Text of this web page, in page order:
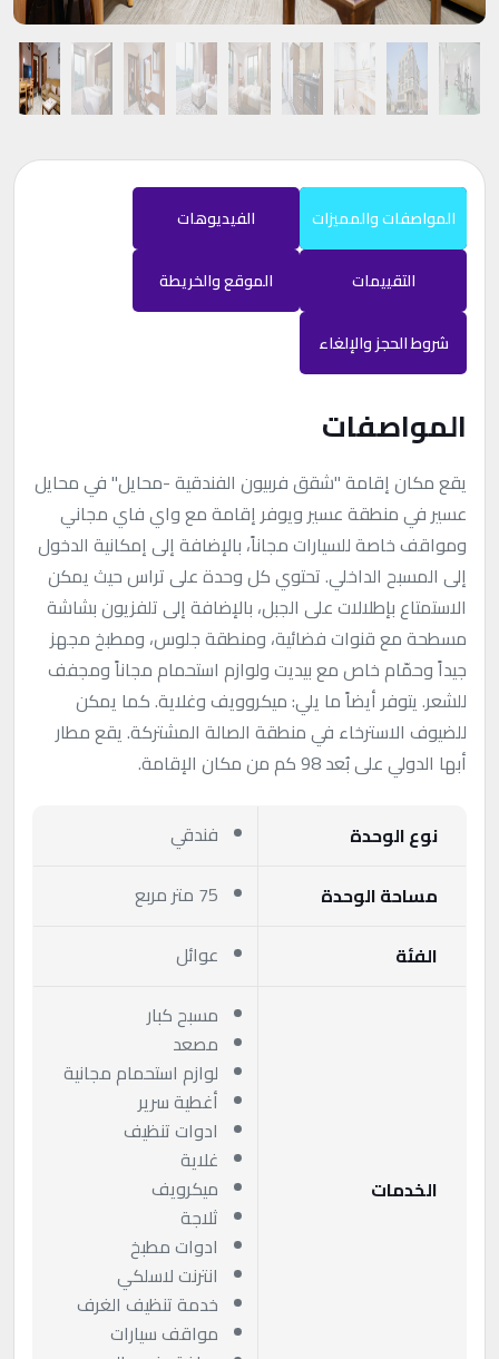
المواصفات والمميزات الفيديوهات
التقييمات الموقع والخريطة
شروط الحجز والإلغاء
المواصفات
يقع مكان إقامة "شقق فربيون الفندقية -محايل" في محايل
عسير في منطقة عسير‎ ويوفر إقامة مع واي فاي مجاني
ومواقف خاصة للسيارات مجاناً، بالإضافة إلى إمكانية الدخول
إلى المسبح الداخلي. تحتوي كل وحدة على تراس حيث يمكن
الاستمتاع بإطلالات على الجبل، بالإضافة إلى تلفزيون بشاشة
مسطحة مع قنوات فضائية، ومنطقة جلوس، ومطبخ مجهز
جيداً وحمّام خاص مع بيديت ولوازم استحمام مجاناً ومجفف
للشعر. يتوفر أيضاً ما يلي: ميكروويف وغلاية. كما يمكن
للضيوف الاسترخاء في منطقة الصالة المشتركة. يقع مطار
أبها الدولي على بُعد 98 كم من مكان الإقامة.
نوع الوحدة
فندقي
مساحة الوحدة
75 متر مربع
الفئة
عوائل
الخدمات
مسبح كبار
مصعد
لوازم استحمام مجانية
أغطية سرير
ادوات تنظيف
غلاية
ميكرويف
ثلاجة
ادوات مطبخ
انترنت لاسلكي
خدمة تنظيف الغرف
مواقف سيارات